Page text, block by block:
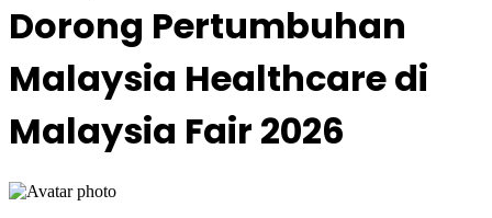
Dorong Pertumbuhan
Malaysia Healthcare di
Malaysia Fair 2026